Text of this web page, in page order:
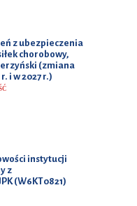
z ubezpieczenia
chorobowy,
(zmiana
i w 2027 r.)
instytucji
z
(W6KT0821)